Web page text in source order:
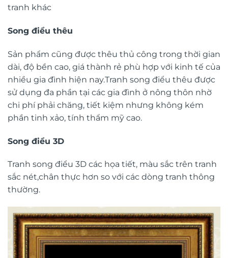
tranh khác
Song điểu thêu
Sản phẩm cũng được thêu thủ công trong thời gian
dài, độ bền cao, giá thành rẻ phù hợp với kinh tế của
nhiều gia đình hiện nay.Tranh song điểu thêu được
sử dụng đa phần tại các gia đình ở nông thôn nhờ
chi phí phải chăng, tiết kiệm nhưng không kém
phần tinh xảo, tính thẩm mỹ cao.
Song điểu 3D
Tranh song điểu 3D các họa tiết, màu sắc trên tranh
sắc nét,chân thực hơn so với các dòng tranh thông
thường.